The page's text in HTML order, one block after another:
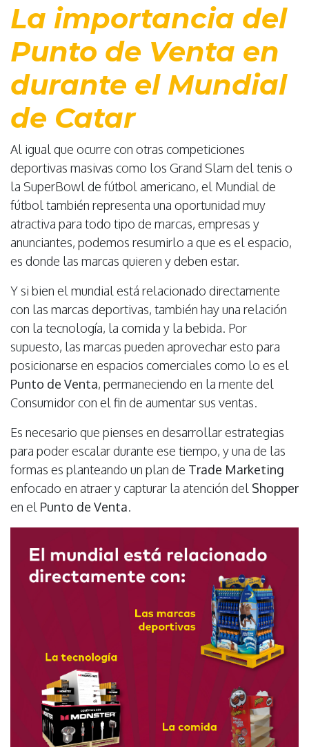
La importancia del
Punto de Venta en
durante el Mundial
de Catar
Al igual que ocurre con otras competiciones
deportivas masivas como los Grand Slam del tenis o
la SuperBowl de fútbol americano, el Mundial de
fútbol también representa una oportunidad muy
atractiva para todo tipo de marcas, empresas y
anunciantes, podemos resumirlo a que es el espacio,
es donde las marcas quieren y deben estar.
Y si bien el mundial está relacionado directamente
con las marcas deportivas, también hay una relación
con la tecnología, la comida y la bebida. Por
supuesto, las marcas pueden aprovechar esto para
posicionarse en espacios comerciales como lo es el
Punto de Venta, permaneciendo en la mente del
Consumidor con el fin de aumentar sus ventas.
Es necesario que pienses en desarrollar estrategias
para poder escalar durante ese tiempo, y una de las
formas es planteando un plan de Trade Marketing
enfocado en atraer y capturar la atención del Shopper
en el Punto de Venta.